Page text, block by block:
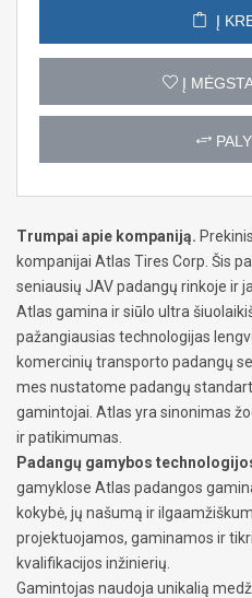
Į
Į
Trumpai apie kompaniją.
kompanijai Atlas Tires Corp. Šis
seniausių JAV padangų rinkoje ir
Atlas gamina ir siūlo ultra
pažangiausias technologijas
komercinių transporto padangų
mes nustatome padangų
gamintojai. Atlas yra sinonimas
ir patikimumas.
Padangų gamybos
gamyklose Atlas padangos
kokybė, jų našumą ir
projektuojamos, gaminamos ir
kvalifikacijos inžinierių.
Gamintojas naudoja unikalią